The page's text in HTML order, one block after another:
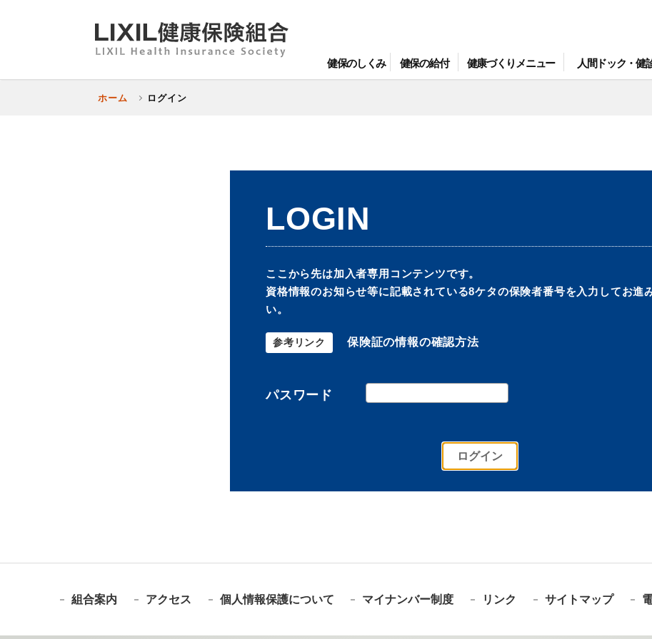
健保のしくみ 健保の給付 健康づくりメニュー 人間ドック・健
ホーム ログイン
LOGIN
ここから先は加入者専用コンテンツです。
資格情報のお知らせ等に記載されている8ケタの保険者番号を入力してお進
い。
参考リンク 保険証の情報の確認方法
パスワード
組合案内 アクセス 個人情報保護について マイナンバー制度 リンク サイトマップ